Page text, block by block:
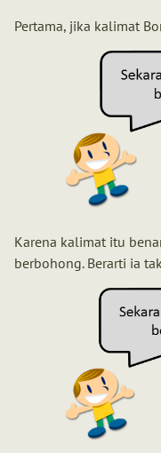
Pertama, jika kalimat
Karena kalimat itu
berbohong. Berarti ia